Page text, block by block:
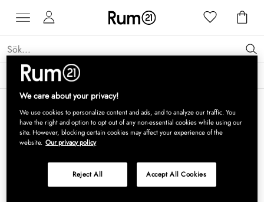
Få 15 % rabatt på Grythyttan Stålmöbler* →
We care about your privacy!
We use cookies to personalize content and ads, and to analyze our traffic. You
have the right and option to opt out of any non-essential cookies while using our
site. However, blocking certain cookies may affect your experience of the
website. Our privacy policy
Reject All Accept All Cookies